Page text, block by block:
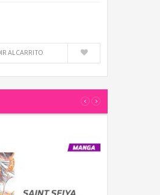
AL CARRITO
‹ ›